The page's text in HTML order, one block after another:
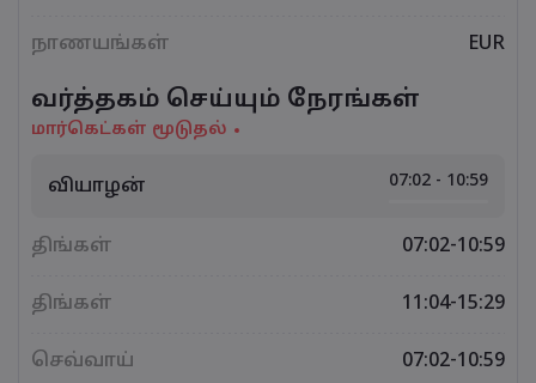
நாணயங்கள் EUR
வர்த்தகம் செய்யும் நேரங்கள்
மார்கெட்கள் மூடுதல்
வியாழன் 07:02 - 10:59
திங்கள் 07:02-10:59
திங்கள் 11:04-15:29
செவ்வாய் 07:02-10:59